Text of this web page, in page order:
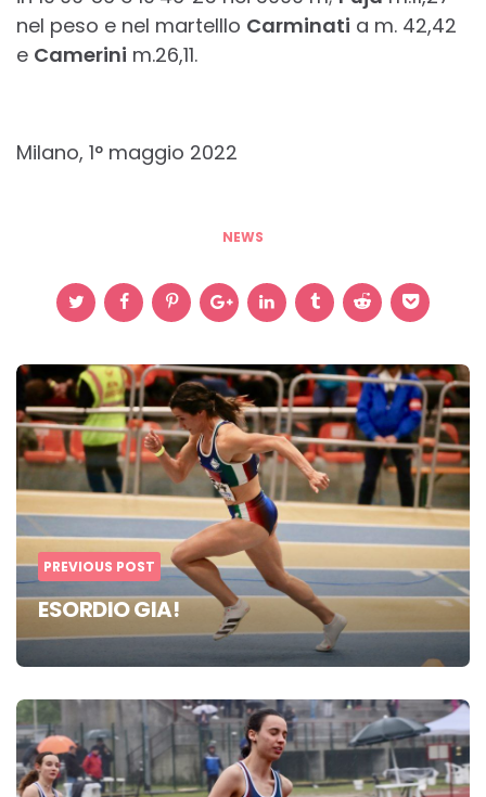
nel peso e nel martelllo Carminati a m. 42,42
e Camerini m.26,11.
Milano, 1° maggio 2022
NEWS
Post
navigation
PREVIOUS POST
ESORDIO GIA!